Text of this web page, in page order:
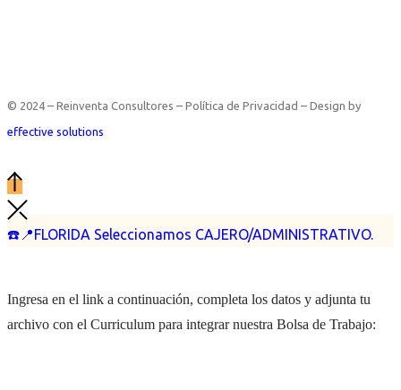
☎️📍FLORIDA Seleccionamos CAJERO/ADMINISTRATIVO.
© 2024 – Reinventa Consultores – Política de Privacidad – Design by
effective solutions
Ingresa en el link a continuación, completa los datos y adjunta tu
archivo con el Curriculum para integrar nuestra Bolsa de Trabajo: